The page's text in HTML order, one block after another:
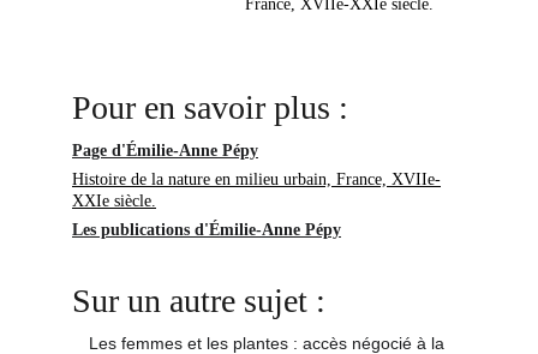
Pour en savoir plus :
Sur un autre sujet :
Page d'Émilie-Anne Pépy
Histoire de la nature en milieu urbain, France, XVIIe-
XXIe siècle.
Les femmes et les plantes : accès négocié à la
Les publications d'Émilie-Anne Pépy
France, XVIIe-XXIe siècle.